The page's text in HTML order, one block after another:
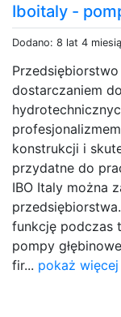
Iboitaly -
Dodano: 8 lat 4
dostarczaniem
konstrukcji i
przydatne do
IBO Italy można
funkcję podczas
pompy
fir... pokaż więcej